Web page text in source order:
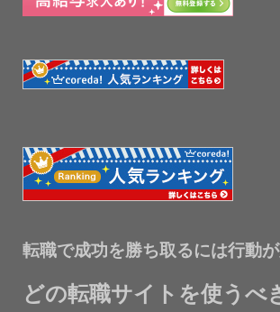
転職で成功を勝ち取るには行動が
どの転職サイトを使うべ